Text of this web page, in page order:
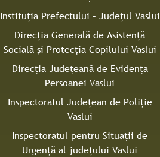
Instituţia Prefectului – Judeţul Vaslui
Direcţia Generală de Asistenţă
Socială şi Protecţia Copilului Vaslui
Direcţia Judeţeană de Evidenţa
Persoanei Vaslui
Inspectoratul Judeţean de Poliţie
Vaslui
Inspectoratul pentru Situaţii de
Urgenţă al judeţului Vaslui